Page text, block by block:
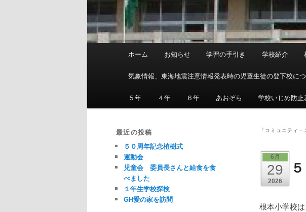
ュ
ホーム お知らせ 学習の手引き 学校紹介
気象情報、東海地震注意情報発表時の児童生徒の登下校に
５年 ４年 ６年 あおぞら 学校いじめ防
「 コミュニティ・
6月
29
2026
根本小学校
最近の投稿
５０周年記念植樹式
運動会
児童会 委員長さんと給食を食
べました
１年生学校探検
GH愛の家を訪問